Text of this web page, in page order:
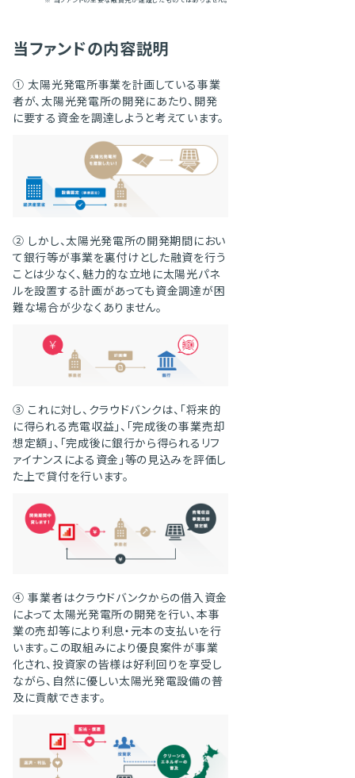
当ファンドの内容説明
① 太陽光発電所事業を計画している事業
者が、太陽光発電所の開発にあたり、開発
に要する資金を調達しようと考えています。
② しかし、太陽光発電所の開発期間におい
て銀行等が事業を裏付けとした融資を行う
ことは少なく、魅力的な立地に太陽光パネ
ルを設置する計画があっても資金調達が困
難な場合が少なくありません。
③ これに対し、クラウドバンクは、「将来的
に得られる売電収益」、「完成後の事業売却
想定額」、「完成後に銀行から得られるリフ
ァイナンスによる資金」等の見込みを評価し
た上で貸付を行います。
④ 事業者はクラウドバンクからの借入資金
によって太陽光発電所の開発を行い、本事
業の売却等により利息・元本の支払いを行
います。この取組みにより優良案件が事業
化され、投資家の皆様は好利回りを享受し
ながら、自然に優しい太陽光発電設備の普
及に貢献できます。